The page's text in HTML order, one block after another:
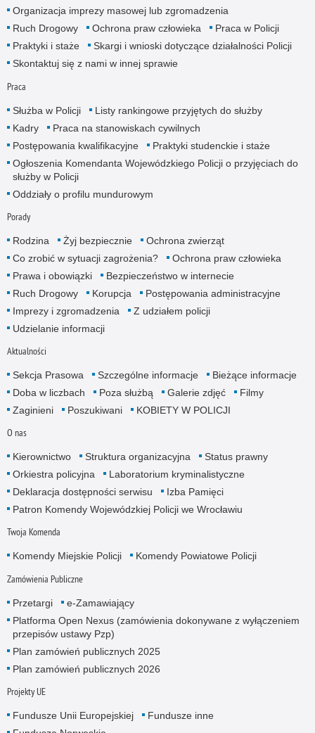
Organizacja imprezy masowej lub zgromadzenia
Ruch Drogowy
Ochrona praw człowieka
Praca w Policji
Praktyki i staże
Skargi i wnioski dotyczące działalności Policji
Skontaktuj się z nami w innej sprawie
Praca
Służba w Policji
Listy rankingowe przyjętych do służby
Kadry
Praca na stanowiskach cywilnych
Postępowania kwalifikacyjne
Praktyki studenckie i staże
Ogłoszenia Komendanta Wojewódzkiego Policji o przyjęciach do
służby w Policji
Oddziały o profilu mundurowym
Porady
Rodzina Żyj bezpiecznie
Ochrona zwierząt
Co zrobić w sytuacji zagrożenia?
Ochrona praw człowieka
Prawa i obowiązki
Bezpieczeństwo w internecie
Ruch Drogowy
Korupcja
Postępowania administracyjne
Imprezy i zgromadzenia
Z udziałem policji
Udzielanie informacji
Aktualności
Sekcja Prasowa Szczególne informacje
Bieżące informacje
Doba w liczbach
Poza służbą Galerie zdjęć
Filmy
Zaginieni
Poszukiwani KOBIETY W POLICJI
O nas
Kierownictwo Struktura organizacyjna
Status prawny
Orkiestra policyjna
Laboratorium kryminalistyczne
Deklaracja dostępności serwisu
Izba Pamięci
Patron Komendy Wojewódzkiej Policji we Wrocławiu
Twoja Komenda
Komendy Miejskie Policji Komendy Powiatowe Policji
Zamówienia Publiczne
Przetargi
e-Zamawiający
Platforma Open Nexus (zamówienia dokonywane z wyłączeniem
przepisów ustawy Pzp)
Plan zamówień publicznych 2025
Plan zamówień publicznych 2026
Projekty UE
Fundusze Unii Europejskiej
Fundusze inne